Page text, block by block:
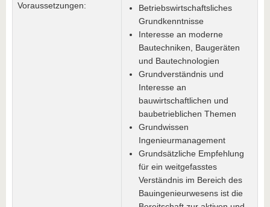
Voraussetzungen:
Betriebswirtschaftsliches
Grundkenntnisse
Interesse an moderne
Bautechniken, Baugeräten
und Bautechnologien
Grundverständnis und
Interesse an
bauwirtschaftlichen und
baubetrieblichen Themen
Grundwissen
Ingenieurmanagement
Grundsätzliche Empfehlung
für ein weitgefasstes
Verständnis im Bereich des
Bauingenieurwesens ist die